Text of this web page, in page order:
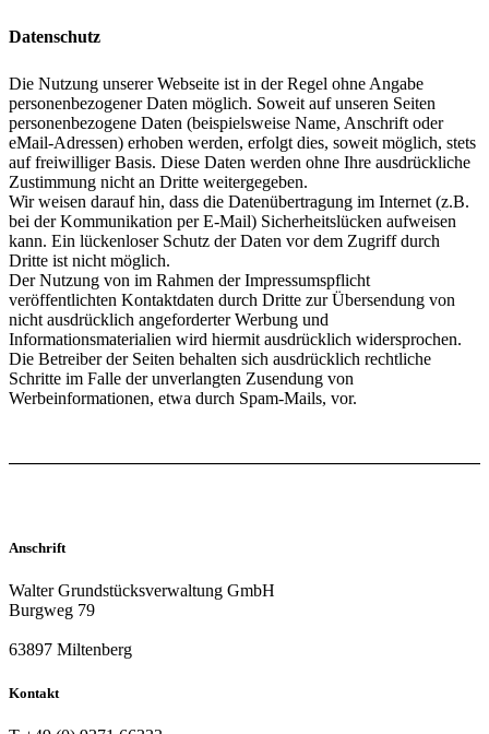
Datenschutz
Die Nutzung unserer Webseite ist in der Regel ohne Angabe
personenbezogener Daten möglich. Soweit auf unseren Seiten
personenbezogene Daten (beispielsweise Name, Anschrift oder
eMail-Adressen) erhoben werden, erfolgt dies, soweit möglich, stets
auf freiwilliger Basis. Diese Daten werden ohne Ihre ausdrückliche
Zustimmung nicht an Dritte weitergegeben.
Wir weisen darauf hin, dass die Datenübertragung im Internet (z.B.
bei der Kommunikation per E-Mail) Sicherheitslücken aufweisen
kann. Ein lückenloser Schutz der Daten vor dem Zugriff durch
Dritte ist nicht möglich.
Der Nutzung von im Rahmen der Impressumspflicht
veröffentlichten Kontaktdaten durch Dritte zur Übersendung von
nicht ausdrücklich angeforderter Werbung und
Informationsmaterialien wird hiermit ausdrücklich widersprochen.
Die Betreiber der Seiten behalten sich ausdrücklich rechtliche
Schritte im Falle der unverlangten Zusendung von
Werbeinformationen, etwa durch Spam-Mails, vor.
Anschrift
Walter Grundstücksverwaltung GmbH
Burgweg 79
63897 Miltenberg
Kontakt